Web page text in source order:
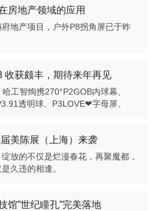
房地产领域的应用
地产项目，户外P8拐角屏已于昨
收获颇丰，期待来年再见
工智绚携270°P2GOB内球幕、
透明球、P3LOVE❤字母屏、
美陈展（上海）来袭
放的不仅是烂漫春花，再聚魔都，
久违的相逢。
馆”世纪瞳孔”完美落地